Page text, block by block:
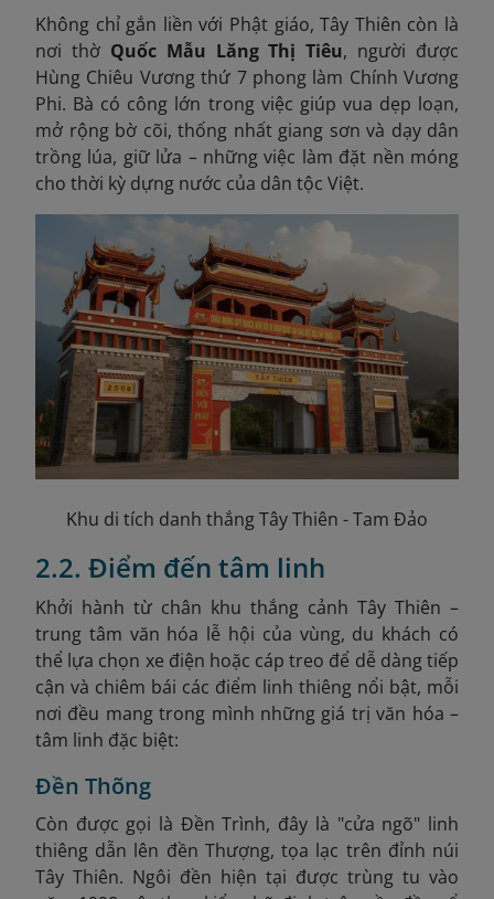
Không chỉ gắn liền với Phật giáo, Tây Thiên còn là
nơi thờ Quốc Mẫu Lăng Thị Tiêu, người được
Hùng Chiêu Vương thứ 7 phong làm Chính Vương
Phi. Bà có công lớn trong việc giúp vua dẹp loạn,
mở rộng bờ cõi, thống nhất giang sơn và dạy dân
trồng lúa, giữ lửa – những việc làm đặt nền móng
cho thời kỳ dựng nước của dân tộc Việt.
Khu di tích danh thắng Tây Thiên - Tam Đảo
2.2. Điểm đến tâm linh
Khởi hành từ chân khu thắng cảnh Tây Thiên –
trung tâm văn hóa lễ hội của vùng, du khách có
thể lựa chọn xe điện hoặc cáp treo để dễ dàng tiếp
cận và chiêm bái các điểm linh thiêng nổi bật, mỗi
nơi đều mang trong mình những giá trị văn hóa –
tâm linh đặc biệt:
Đền Thõng
Còn được gọi là Đền Trình, đây là "cửa ngõ" linh
thiêng dẫn lên đền Thượng, tọa lạc trên đỉnh núi
Tây Thiên. Ngôi đền hiện tại được trùng tu vào